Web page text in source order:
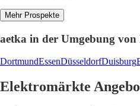
Mehr Prospekte
aetka in der Umgebung
DortmundEssenDüsseldorfDuisburg
Elektromärkte